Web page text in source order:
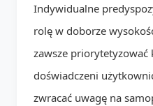
Indywidualne
rolę w doborze
zawsze
doświadczeni
zwracać uwagę na